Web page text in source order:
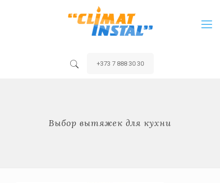
+373 7 888 30 30
Выбор вытяжек для кухни